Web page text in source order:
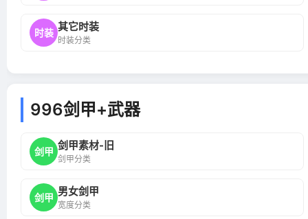
时装 其它时装
时装分类
996剑甲+武器
剑甲 剑甲素材-旧
剑甲分类
剑甲 男女剑甲
宽度分类